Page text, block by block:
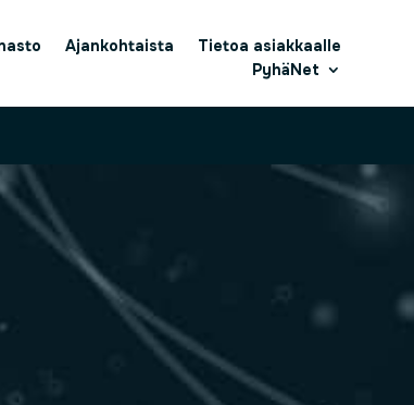
Ajankohtaista
Tietoa asiakkaalle
PyhäNet